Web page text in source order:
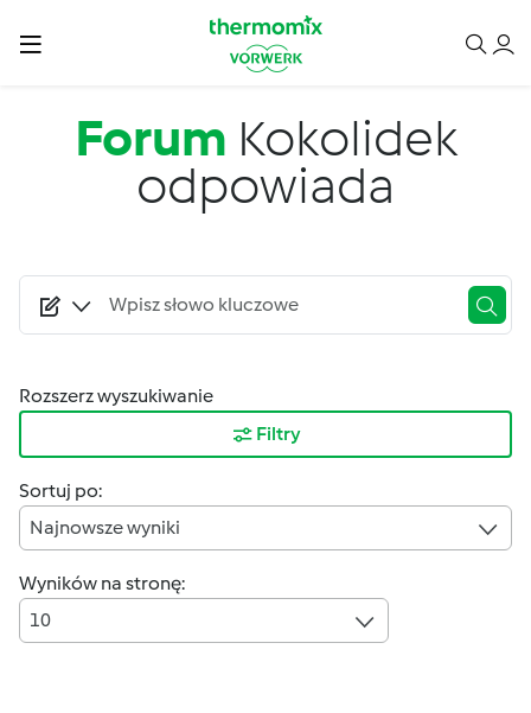
Forum Kokolidek
odpowiada
Rozszerz wyszukiwanie
Filtry
Sortuj po:
Najnowsze wyniki
Wyników na stronę:
10